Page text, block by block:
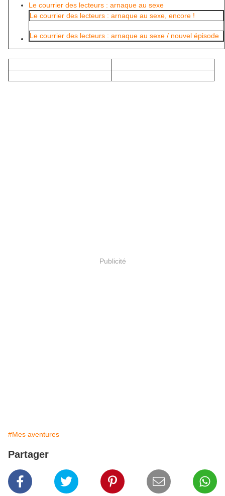
Le courrier des lecteurs : arnaque au sexe
Le courrier des lecteurs : arnaque au sexe, encore !
Le courrier des lecteurs : arnaque au sexe / nouvel épisode
Publicité
#Mes aventures
Partager